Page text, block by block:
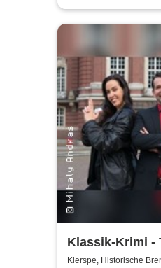
Shalom
Klassik-Krimi -
– Diebstahl in
Kierspe, Historische